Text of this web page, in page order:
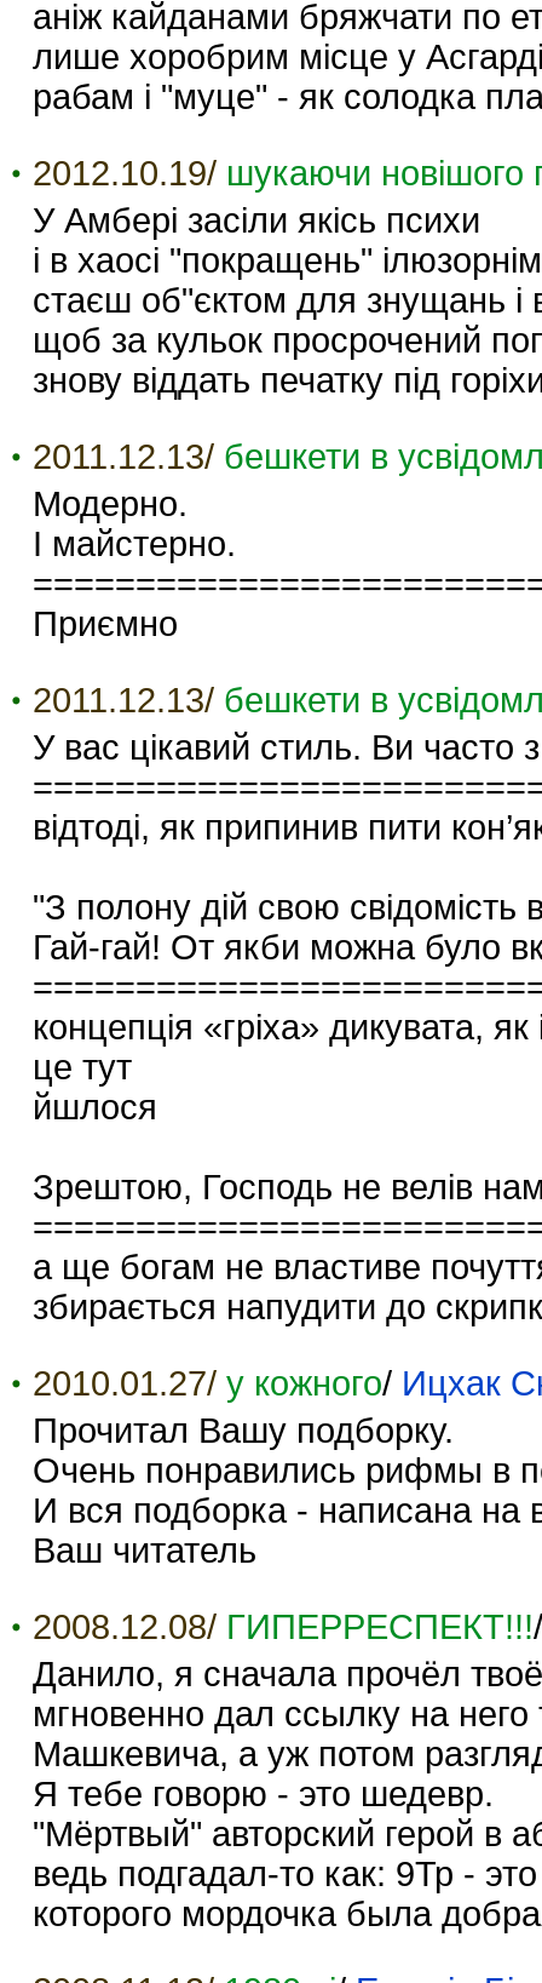
аніж кайданами бряжчати по
лише хоробрим місце у
рабам і "муце" - як солодка
2012.10.19/ шукаючи новішого
У Амбері засіли якісь психи
і в хаосі "покращень" ілюзорнім
стаєш об"єктом для знущань і
щоб за кульок просрочений
знову віддать печатку під
2011.12.13/ бешкети в
Модерно.
І майстерно.
Приємно
2011.12.13/ бешкети в
У вас цікавий стиль. Ви часто
відтоді, як припинив пити
"З полону дій свою свідомість
Гай-гай! От якби можна було
концепція «гріха» дикувата,
це тут
йшлося
Зрештою, Господь не велів нам
а ще богам не властиве
збирається напудити до
2010.01.27/ у кожного/ Ицхак
Прочитал Вашу подборку.
Очень понравились рифмы в
И вся подборка - написана на
Ваш читатель
2008.12.08/ ГИПЕРРЕСПЕКТ!!!
Данило, я сначала прочёл
мгновенно дал ссылку на
Машкевича, а уж потом
Я тебе говорю - это шедевр.
"Мёртвый" авторский герой в
ведь подгадал-то как: 9Тр -
которого мордочка была